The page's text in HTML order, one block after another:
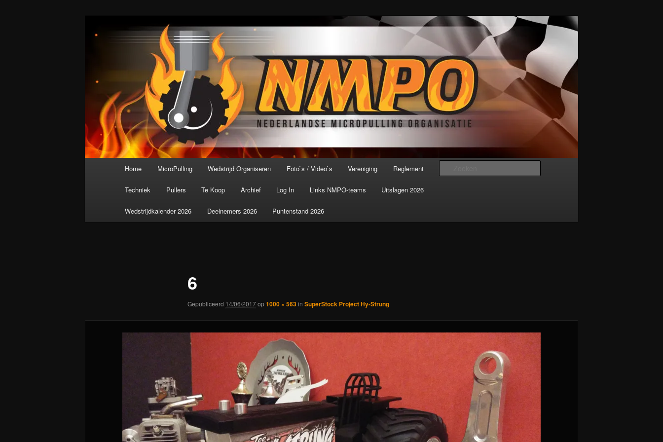
Nederlandse MicroPulling Organisatie
De meest krachtige modelbouwsport ter wereld!
Home MicroPulling Wedstrijd Organiseren Foto`s / Video`s Vereniging Reglement
Techniek Pullers Te Koop Archief Log In Links NMPO-teams Uitslagen 2026
Wedstrijdkalender 2026 Deelnemers 2026 Puntenstand 2026
6
Gepubliceerd 14/06/2017op1000 × 563in SuperStock Project Hy-Strung